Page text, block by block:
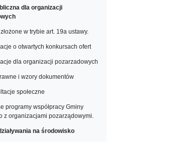
dla organizacji
w trybie art. 19a ustawy.
o otwartych konkursach ofert
dla organizacji pozarzadowych
i wzory dokumentów
społeczne
programy współpracy Gminy
z organizacjami pozarządowymi.
na środowisko